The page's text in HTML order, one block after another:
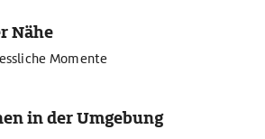
Nähe
Momente
in der Umgebung